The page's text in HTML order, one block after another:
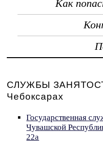
Как
СЛУЖБЫ
Чебоксарах
Государственная
Чувашской
22а